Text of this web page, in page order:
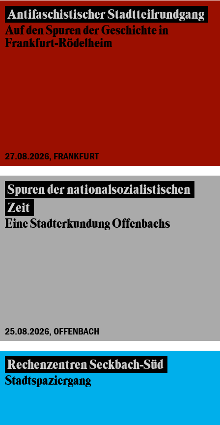
Antifaschistischer Stadtteilrundgang
Auf den Spuren der Geschichte in
Frankfurt-Rödelheim
27.08.2026, FRANKFURT
Spuren der nationalsozialistischen
Zeit
Eine Stadterkundung Offenbachs
25.08.2026, OFFENBACH
Rechenzentren Seckbach-Süd
Stadtspaziergang